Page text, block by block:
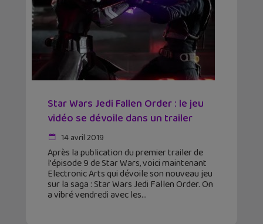
Star Wars Jedi Fallen Order : le jeu
vidéo se dévoile dans un trailer
14 avril 2019
Après la publication du premier trailer de
l'épisode 9 de Star Wars, voici maintenant
Electronic Arts qui dévoile son nouveau jeu
sur la saga : Star Wars Jedi Fallen Order. On
a vibré vendredi avec les